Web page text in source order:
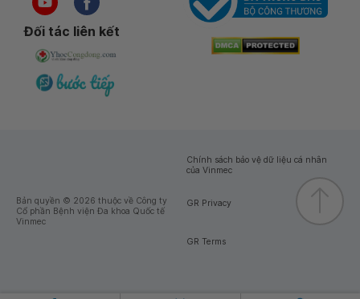
Đối tác liên kết
Bản quyền © 2026 thuộc về Công ty
Cổ phần Bệnh viện Đa khoa Quốc tế
Vinmec
Chính sách bảo vệ dữ liệu cá nhân
của Vinmec
GR Privacy
GR Terms